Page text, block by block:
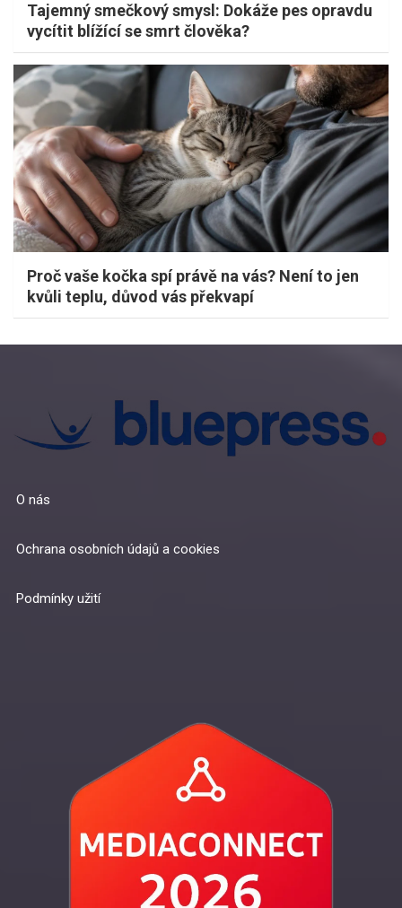
Tajemný smečkový smysl: Dokáže pes opravdu
vycítit blížící se smrt člověka?
Proč vaše kočka spí právě na vás? Není to jen
kvůli teplu, důvod vás překvapí
O nás
Ochrana osobních údajů a cookies
Podmínky užití